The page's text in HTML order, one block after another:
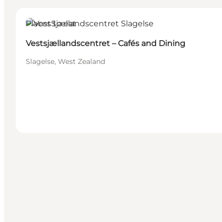
Places to eat
Vestsjællandscentret – Cafés and Dining
Slagelse, West Zealand